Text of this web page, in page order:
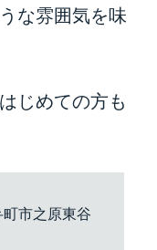
な雰囲気を味
じめての方も
市之原東谷